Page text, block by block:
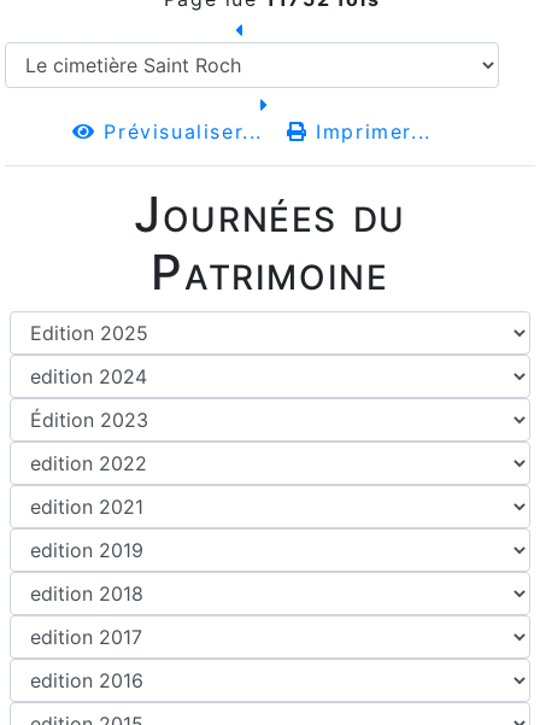
Journées du
Patrimoine
Prévisualiser... Imprimer...